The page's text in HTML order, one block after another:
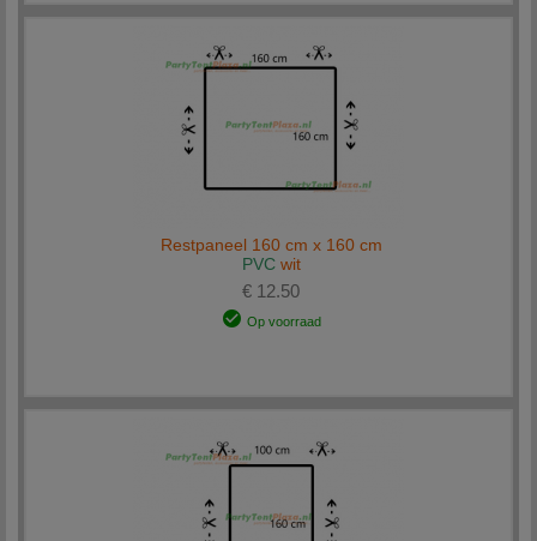
Restpaneel 160 cm x 160 cm
PVCwit
€ 12.50
Op voorraad